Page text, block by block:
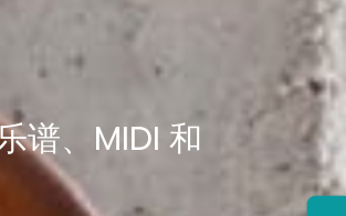
谱、MIDI 和